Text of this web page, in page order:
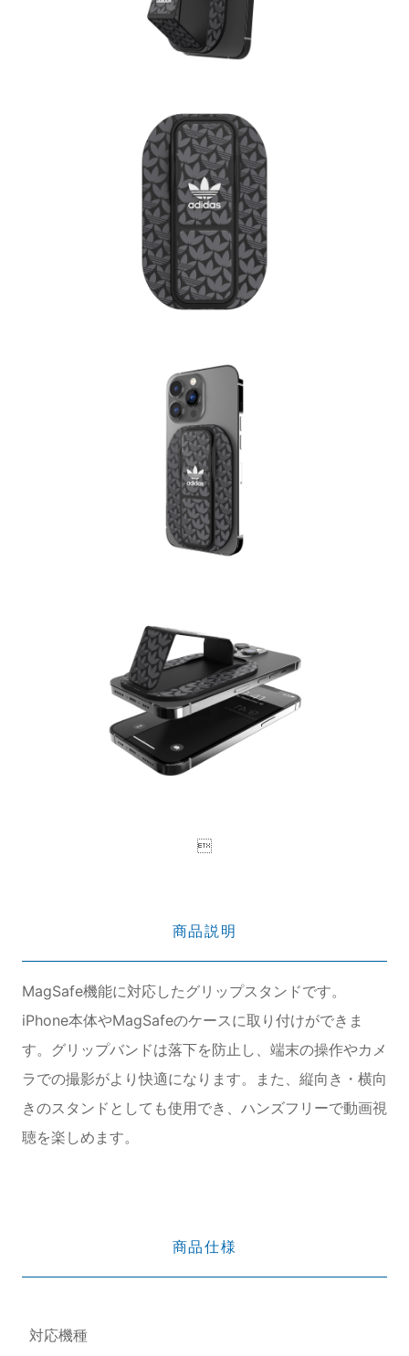

商品説明
MagSafe機能に対応したグリップスタンドです。
iPhone本体やMagSafeのケースに取り付けができま
す。グリップバンドは落下を防止し、端末の操作やカメ
ラでの撮影がより快適になります。また、縦向き・横向
きのスタンドとしても使用でき、ハンズフリーで動画視
聴を楽しめます。
商品仕様
対応機種